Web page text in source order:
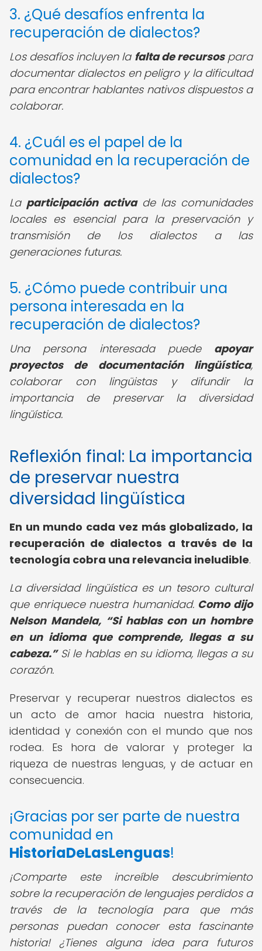
3. ¿Qué desafíos enfrenta la
recuperación de dialectos?
Los desafíos incluyen la falta de recursospara
documentar dialectos en peligro y la dificultad
para encontrar hablantes nativos dispuestos a
colaborar.
4. ¿Cuál es el papel de la
comunidad en la recuperación de
dialectos?
La participación activade las comunidades
locales es esencial para la preservación y
transmisión de los dialectos a las
generaciones futuras.
5. ¿Cómo puede contribuir una
persona interesada en la
recuperación de dialectos?
Una persona interesada puede apoyar
proyectos de documentación lingüística,
colaborar con lingüistas y difundir la
importancia de preservar la diversidad
lingüística.
Reflexión final: La importancia
de preservar nuestra
diversidad lingüística
En un mundo cada vez más globalizado, la
recuperación de dialectos a través de la
tecnología cobra una relevancia ineludible.
La diversidad lingüística es un tesoro cultural
que enriquece nuestra humanidad. Como dijo
Nelson Mandela,
Si hablas con un hombre
en un idioma que comprende, llegas a su
cabeza. Si le hablas en su idioma, llegas a su
corazón.
Preservar y recuperar nuestros dialectos es
un acto de amor hacia nuestra historia,
identidad y conexión con el mundo que nos
rodea. Es hora de valorar y proteger la
riqueza de nuestras lenguas, y de actuar en
consecuencia.
¡Gracias por ser parte de nuestra
comunidad en
HistoriaDeLasLenguas!
¡Comparte este increíble descubrimiento
sobre la recuperación de lenguajes perdidos a
través de la tecnología para que más
personas puedan conocer esta fascinante
historia! ¿Tienes alguna idea para futuros